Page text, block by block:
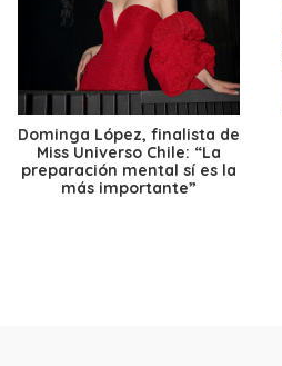
Dominga López, finalista de
Miss Universo Chile: “La
preparación mental sí es la
más importante”